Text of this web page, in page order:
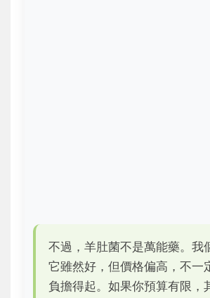
不過，羊肚菌不是萬能藥。我
它雖然好，但價格偏高，不一
負擔得起。如果你預算有限，